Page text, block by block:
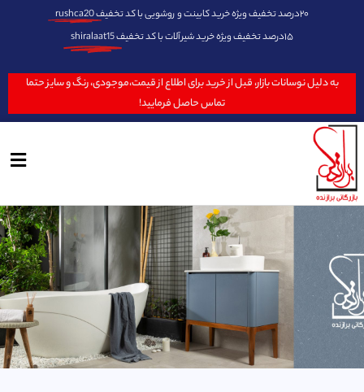
۲۰درصد تخفیف ویژه خرید کابینت و روشویی با کد تخفیف
rushca20
۱۵درصد تخفیف ویژه خرید شیرآلات با کد تخفیف
shiralaat15
به دلیل نوسانات بازار، قبل از خرید برای اطلاع از قیمت،موجودی، رنگ و سایز حتما
تماس حاصل فرمایید!